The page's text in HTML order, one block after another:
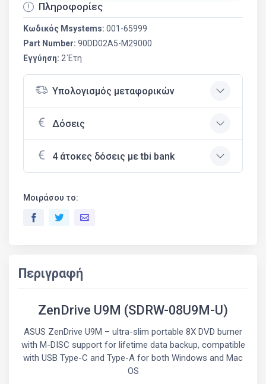
Πληροφορίες
Κωδικός Msystems: 001-65999
Part Number: 90DD02A5-M29000
Εγγύηση: 2 Έτη
Υπολογισμός μεταφορικών
Δόσεις
4 άτοκες δόσεις με tbi bank
Μοιράσου το:
Περιγραφή
ZenDrive U9M (SDRW-08U9M-U)
ASUS ZenDrive U9M – ultra-slim portable 8X DVD burner
with M-DISC support for lifetime data backup, compatible
with USB Type-C and Type-A for both Windows and Mac
OS